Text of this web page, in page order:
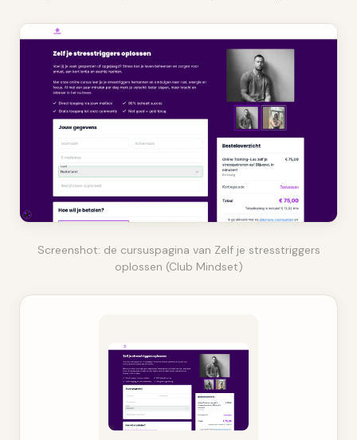
Screenshot: de cursuspagina van Zelf je stresstriggers
oplossen (Club Mindset)